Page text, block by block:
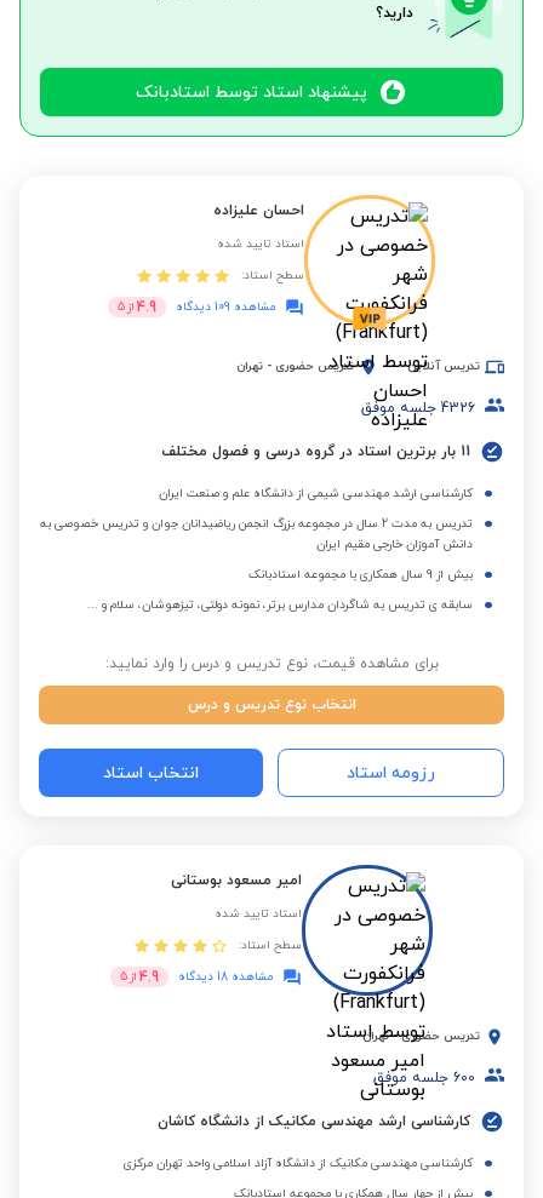
دارید؟
پیشنهاد استاد توسط استادبانک
احسان علیزاده
استاد تایید شده
سطح استاد:
مشاهده 109 دیدگاه
4.9 از 5
تدریس آنلاین تدریس حضوری - تهران
4326 جلسه موفق
11 بار برترین استاد در گروه درسی و فصول مختلف
کارشناسی ارشد مهندسی شیمی از دانشگاه علم و صنعت ایران
تدریس به مدت 2 سال در مجموعه بزرگ انجمن ریاضیدانان جوان و تدریس خصوصی به
دانش آموزان خارجی مقیم ایران
بیش از 9 سال همکاری با مجموعه استادبانک
سابقه ی تدریس به شاگردان مدارس برتر، نمونه دولتی، تیزهوشان، سلام و ...
برای مشاهده قیمت، نوع تدریس و درس را وارد نمایید:
انتخاب نوع تدریس و درس
رزومه استاد انتخاب استاد
امیر مسعود بوستانی
استاد تایید شده
سطح استاد:
مشاهده 18 دیدگاه
4.9 از 5
تدریس حضوری - تهران
600 جلسه موفق
کارشناسی ارشد مهندسی مکانیک از دانشگاه کاشان
کارشناسی مهندسی مکانیک از دانشگاه آزاد اسلامی واحد تهران مرکزی
بیش از چهار سال همکاری با مجموعه استادبانک